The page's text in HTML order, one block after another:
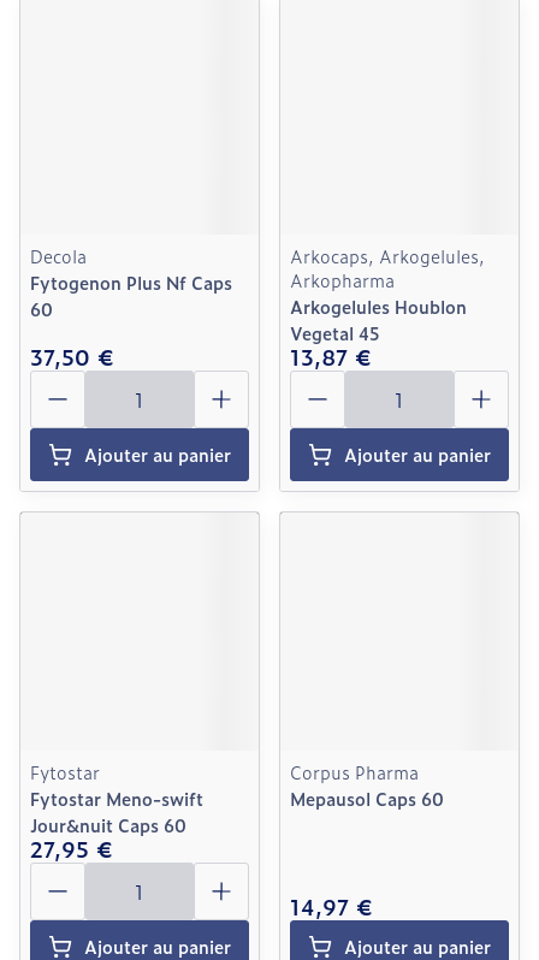
Decola
Fytogenon Plus Nf Caps
60
37,50 €
Quantité
Ajouter au panier
Arkocaps, Arkogelules,
Arkopharma
Arkogelules Houblon
Vegetal 45
13,87 €
Quantité
Ajouter au panier
Fytostar
Fytostar Meno-swift
Jour&nuit Caps 60
27,95 €
Quantité
Ajouter au panier
Corpus Pharma
Mepausol Caps 60
14,97 €
Ajouter au panier